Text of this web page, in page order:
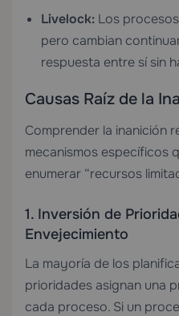
Livelock: Los
pero cambian
respuesta entre sí sin
Causas Raíz de la
Comprender la inanición
mecanismos específicos
enumerar “recursos
1. Inversión de
Envejecimiento
La mayoría de los
prioridades asignan una
cada proceso. Si un